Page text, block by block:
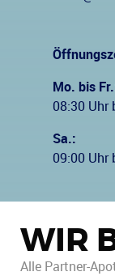
Mo. bis
08:30 Uhr
Sa.:
09:00 Uhr
WIR
Alle Partner-